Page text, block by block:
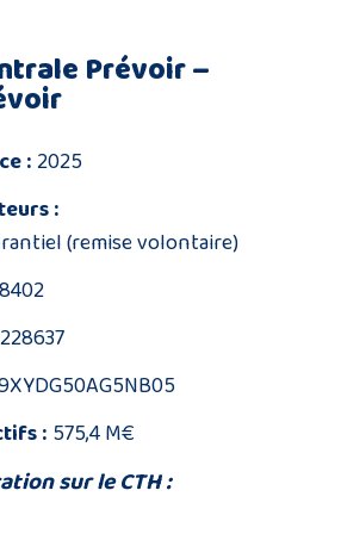
Prévoir –
:2025
:
(remise volontaire)
228637
: 575,4 M€
sur le CTH :